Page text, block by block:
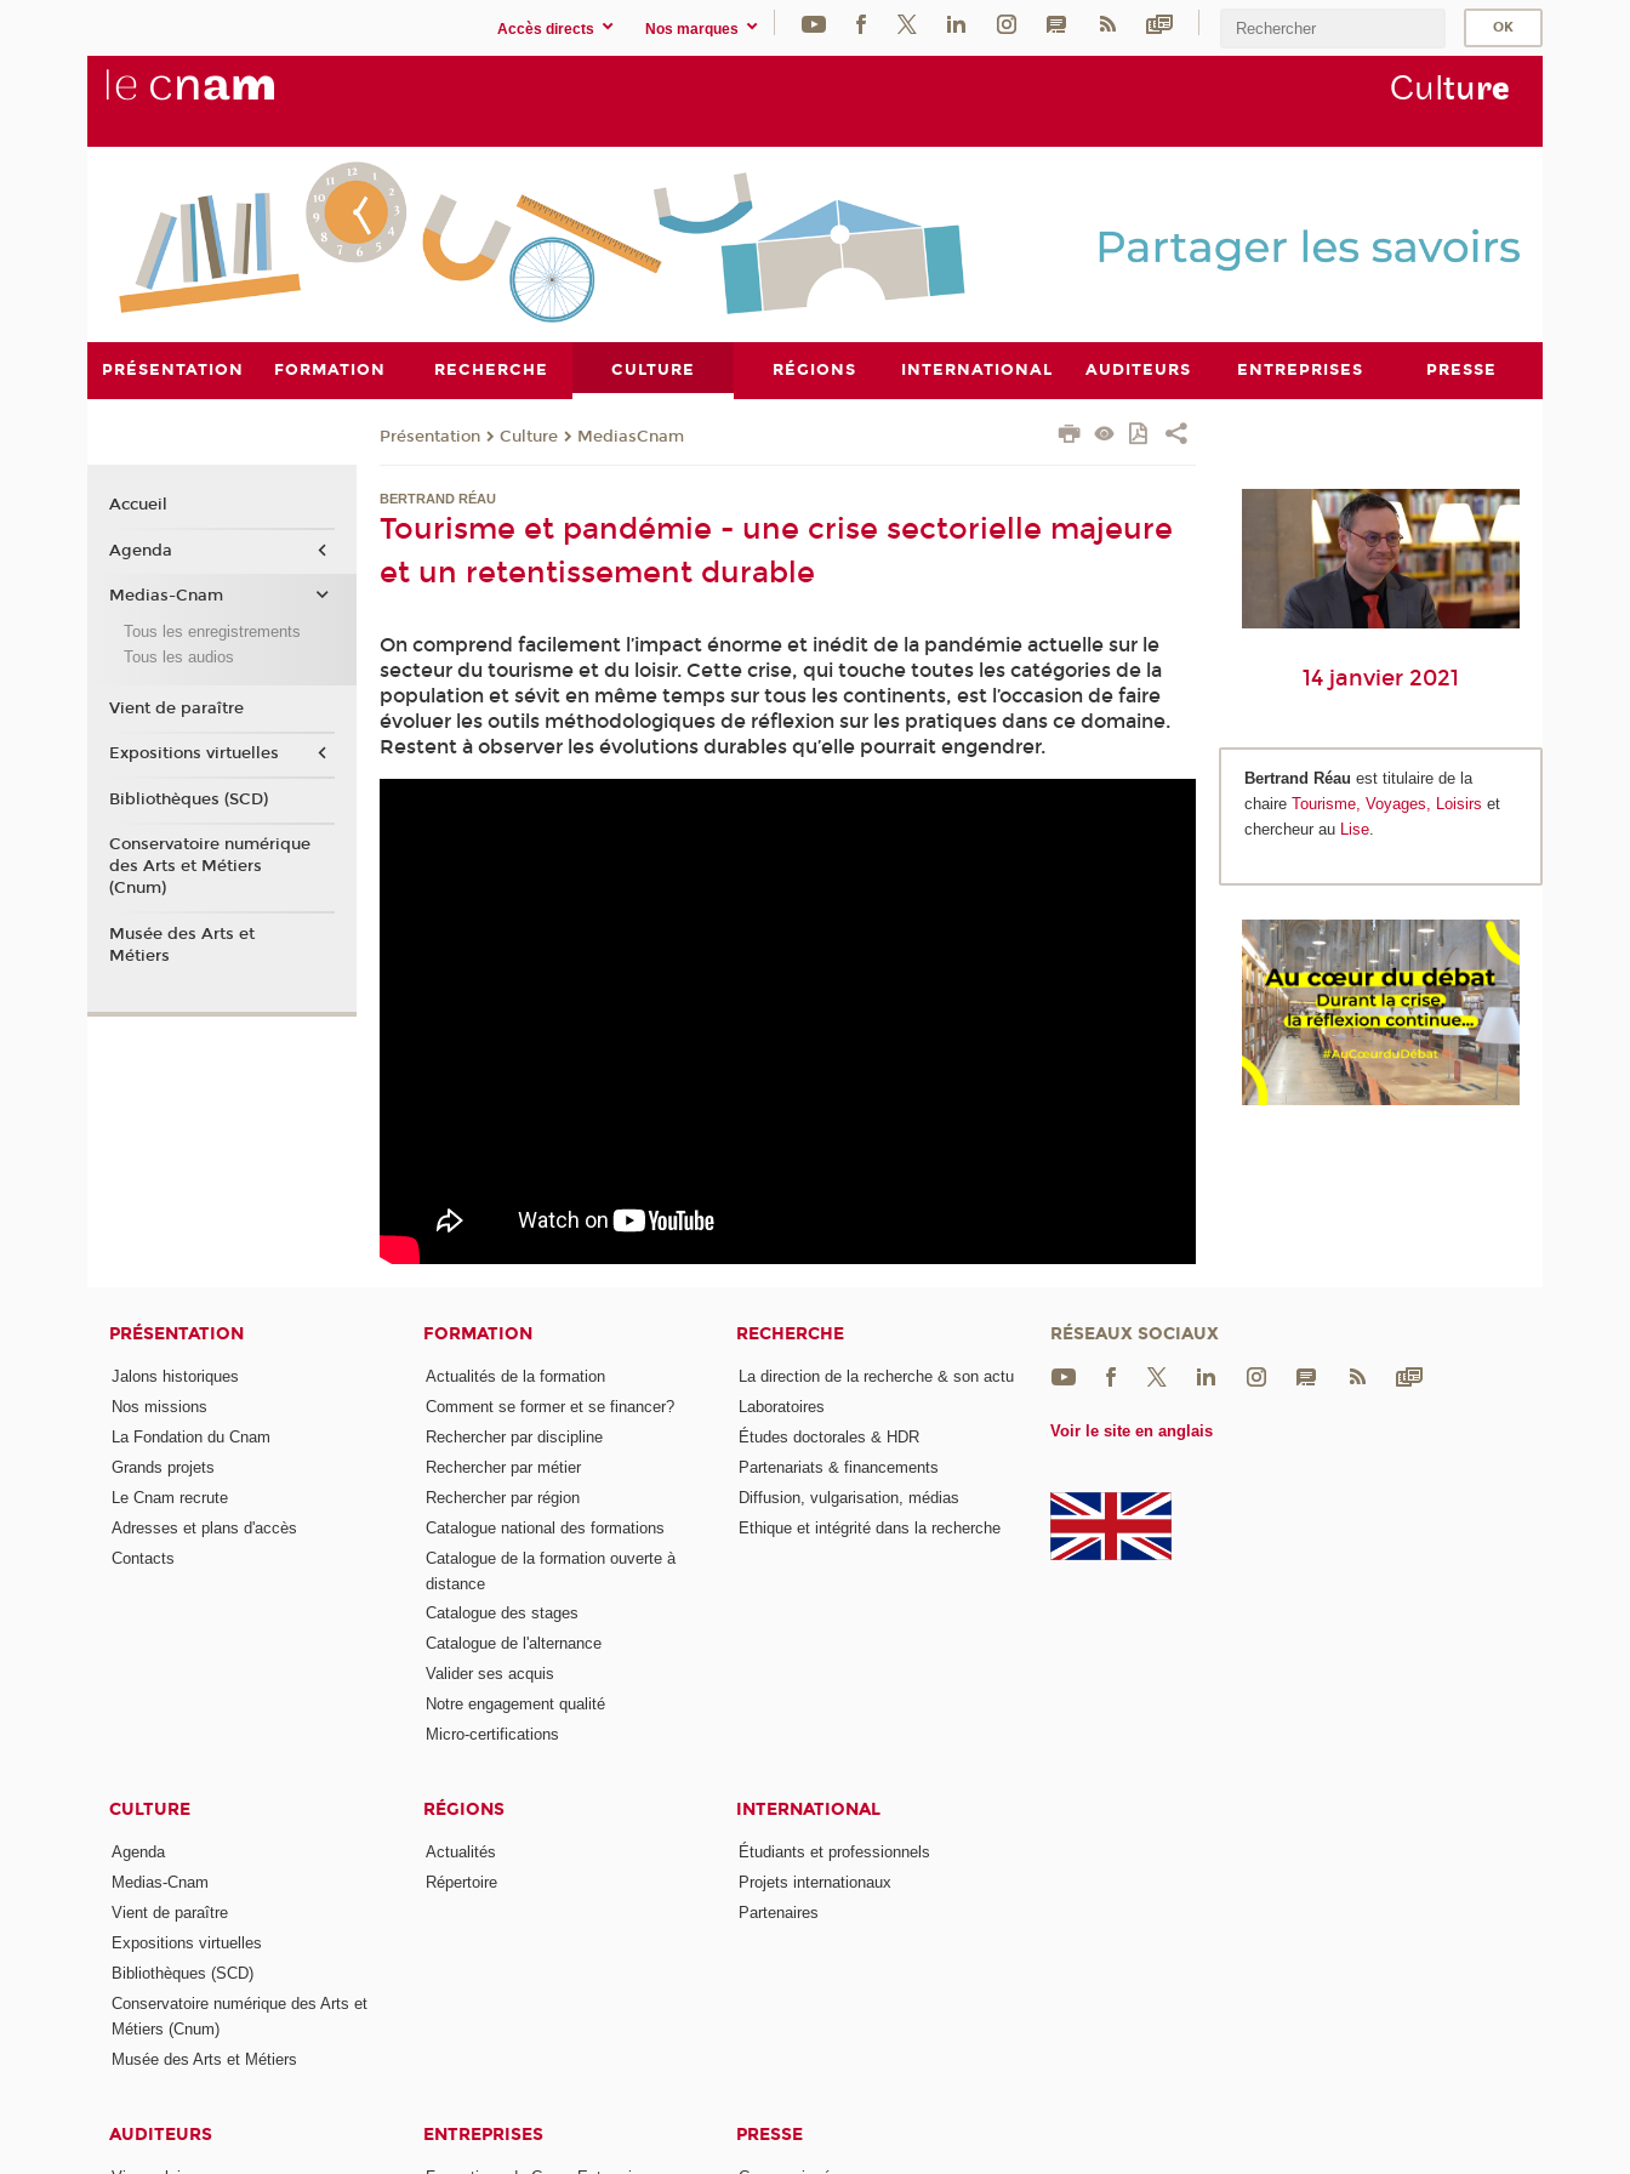
Accès directs Nos marques
Culture
PRÉSENTATION FORMATION RECHERCHE CULTURE RÉGIONS INTERNATIONAL AUDITEURS ENTREPRISES PRESSE
Présentation Culture MediasCnam
BERTRAND RÉAU
Tourisme et pandémie - une crise sectorielle majeure
et un retentissement durable
On comprend facilement l’impact énorme et inédit de la pandémie actuelle sur le
secteur du tourisme et du loisir. Cette crise, qui touche toutes les catégories de la
population et sévit en même temps sur tous les continents, est l’occasion de faire
évoluer les outils méthodologiques de réflexion sur les pratiques dans ce domaine.
Restent à observer les évolutions durables qu’elle pourrait engendrer.
14 janvier 2021
Bertrand Réauest titulaire de la
chaireTourisme, Voyages, Loisirs et
chercheur au Lise.
Accueil
Agenda
Medias-Cnam
Tous les enregistrements
Tous les audios
Vient de paraître
Expositions virtuelles
Bibliothèques (SCD)
Conservatoire numérique
des Arts et Métiers
(Cnum)
Musée des Arts et
Métiers
PRÉSENTATION
Jalons historiques
Nos missions
La Fondation du Cnam
Grands projets
Le Cnam recrute
Adresses et plans d'accès
Contacts
FORMATION
Actualités de la formation
Comment se former et se financer?
Rechercher par discipline
Rechercher par métier
Rechercher par région
Catalogue national des formations
Catalogue de la formation ouverte à
distance
Catalogue des stages
Catalogue de l'alternance
Valider ses acquis
Notre engagement qualité
Micro-certifications
RECHERCHE
La direction de la recherche & son actu
Laboratoires
Études doctorales & HDR
Partenariats & financements
Diffusion, vulgarisation, médias
Ethique et intégrité dans la recherche
CULTURE
Agenda
Medias-Cnam
Vient de paraître
Expositions virtuelles
Bibliothèques (SCD)
Conservatoire numérique des Arts et
Métiers (Cnum)
Musée des Arts et Métiers
RÉGIONS
Actualités
Répertoire
INTERNATIONAL
Étudiants et professionnels
Projets internationaux
Partenaires
AUDITEURS ENTREPRISES PRESSE
RÉSEAUX SOCIAUX
Voir le site en anglais